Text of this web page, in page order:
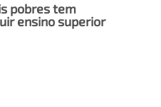
pobres tem
ensino superior